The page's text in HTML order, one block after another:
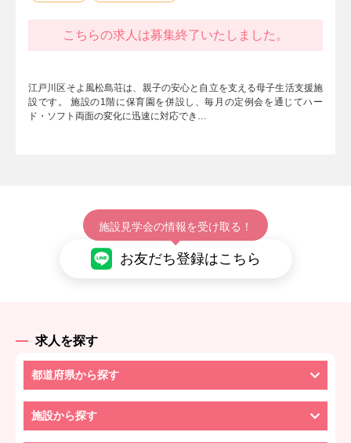
こちらの求人は募集終了いたしました。
江戸川区そよ風松島荘は、親子の安心と自立を支える母子生活支援施
設です。 施設の1階に保育園を併設し、毎月の定例会を通じてハー
ド・ソフト両面の変化に迅速に対応でき…
施設見学会の情報を受け取る！
お友だち登録はこちら
求人を探す
都道府県から探す
施設から探す